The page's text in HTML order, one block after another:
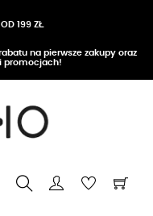
199 ZŁ
na pierwsze zakupy oraz
promocjach!